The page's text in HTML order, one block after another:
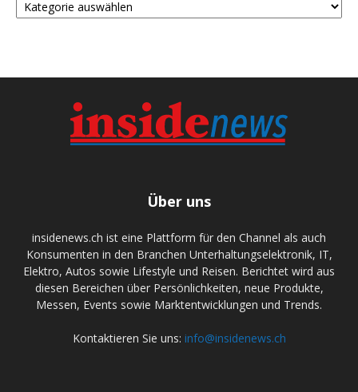
KATEGORIEN
Über uns
insidenews.ch ist eine Plattform für den Channel als auch
Konsumenten in den Branchen Unterhaltungselektronik, IT,
Elektro, Autos sowie Lifestyle und Reisen. Berichtet wird aus
diesen Bereichen über Persönlichkeiten, neue Produkte,
Messen, Events sowie Marktentwicklungen und Trends.
Kontaktieren Sie uns: info@insidenews.ch